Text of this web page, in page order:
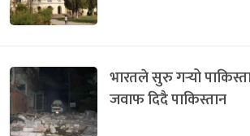
भारतले सुरु गर्‍यो
जवाफ दिदै पाकिस्तान